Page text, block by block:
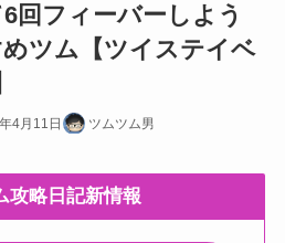
回フィーバーしよう
ツム【ツイステイベ
4月11日 ツムツム男
攻略日記新情報